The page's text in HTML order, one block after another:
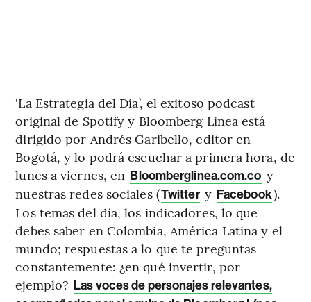
‘La Estrategia del Día’, el exitoso podcast
original de Spotify y Bloomberg Línea está
dirigido por Andrés Garibello, editor en
Bogotá, y lo podrá escuchar a primera hora, de
lunes a viernes, en Bloomberglinea.com.co y
nuestras redes sociales (Twitter y Facebook).
Los temas del día, los indicadores, lo que
debes saber en Colombia, América Latina y el
mundo; respuestas a lo que te preguntas
constantemente: ¿en qué invertir, por
ejemplo? Las voces de personajes relevantes,